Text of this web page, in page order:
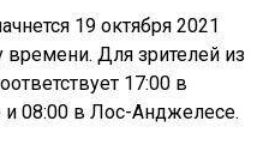
19 октября 2021
Для зрителей из
17:00 в
08:00 в Лос-Анджелесе.